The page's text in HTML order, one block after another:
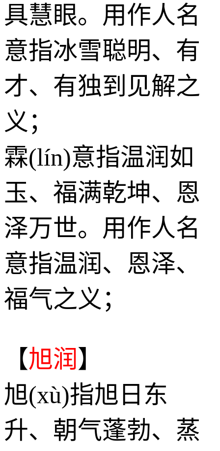
具慧眼。用作人名
意指冰雪聪明、有
才、有独到见解之
义；
霖(lín)意指温润如
玉、福满乾坤、恩
泽万世。用作人名
意指温润、恩泽、
福气之义；
【旭润 】
旭(xù)指旭日东
升、朝气蓬勃、蒸